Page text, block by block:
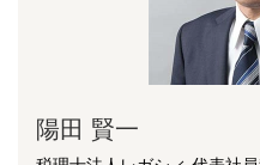
陽⽥ 賢⼀